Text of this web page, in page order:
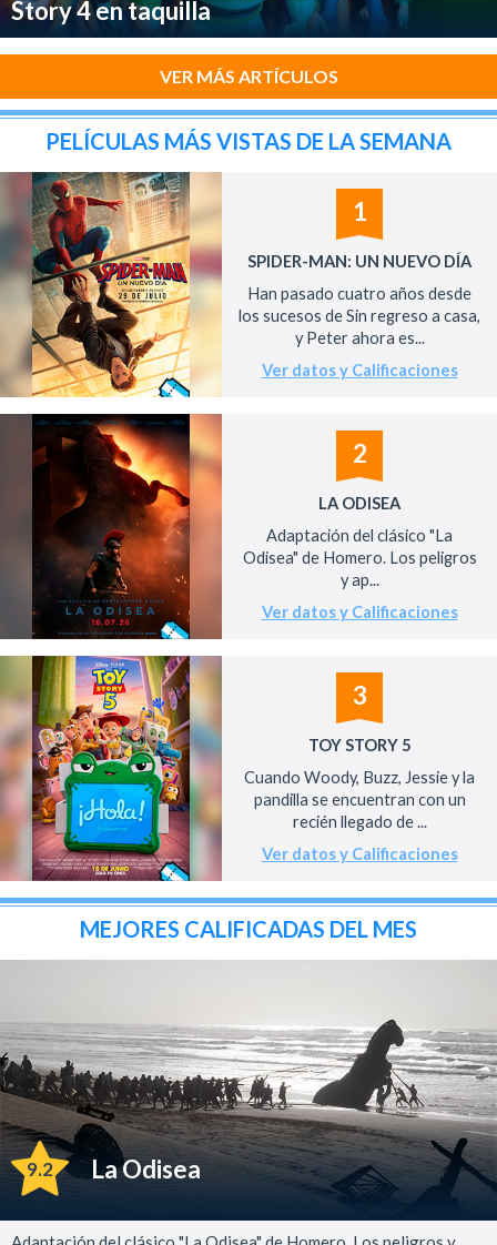
Story 4 en taquilla
VER MÁS ARTÍCULOS
PELÍCULAS MÁS VISTAS DE LA SEMANA
1
SPIDER-MAN: UN NUEVO DÍA
Han pasado cuatro años desde
los sucesos de Sin regreso a casa,
y Peter ahora es...
Ver datos y Calificaciones
2
LA ODISEA
Adaptación del clásico "La
Odisea" de Homero. Los peligros
y ap...
Ver datos y Calificaciones
3
TOY STORY 5
Cuando Woody, Buzz, Jessie y la
pandilla se encuentran con un
recién llegado de ...
Ver datos y Calificaciones
MEJORES CALIFICADAS DEL MES
9.2 La Odisea